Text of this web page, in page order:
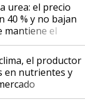
urea: el precio
40 % y no bajan
mantiene el
Medio Oriente
el productor
en nutrientes y